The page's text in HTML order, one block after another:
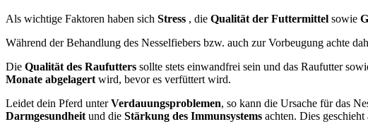
Als wichtige Faktoren haben sich Stress , die Qualität der Futtermittel sowie
Während der Behandlung des Nesselfiebers bzw. auch zur Vorbeugung achte
Die Qualität des Raufutters sollte stets einwandfrei sein und das Raufutter
Monate abgelagert wird, bevor es verfüttert wird.
Leidet dein Pferd unterVerdauungsproblemen, so kann die Ursache für das
Darmgesundheit und die Stärkung des Immunsystems achten. Dies